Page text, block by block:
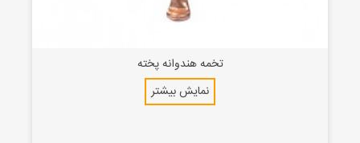
تخمه هندوانه پخته
نمایش بیشتر